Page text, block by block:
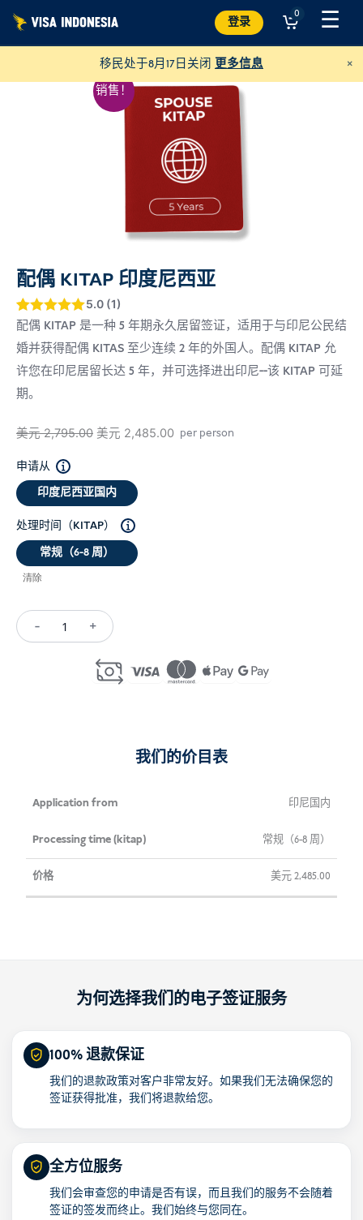
容
登录
0 ☰
移民处于8月17日关闭 更多信息 ×
销售！
配偶 KITAP 印度尼西亚
评级5/ 5，
5
进行了评价
5.0 (1)
配偶 KITAP 是一种 5 年期永久居留签证，适用于与印尼公民结
婚并获得配偶 KITAS 至少连续 2 年的外国人。配偶 KITAP 允
许您在印尼居留长达 5 年，并可选择进出印尼--该 KITAP 可延
期。
美元2,795.00 原
为：
USD 2,795.00。
美元 2,485.00当per person
申请从
印度尼西亚国内
处理时间（KITAP）
常规（6-8 周）
清除
-
Spouse
+
我们的价目表
申
来
自
处理时间
印尼国内
常规（6-8 周）
美元2,485.00
为何选择我们的电子签证服务
100% 退款保证
我们的退款政策对客户非常友好。如果我们无法确保您的
签证获得批准，我们将退款给您。
全方位服务
我们会审查您的申请是否有误，而且我们的服务不会随着
签证的签发而终止。我们始终与您同在。
向 JAAN 捐款
并帮助各种动物
美元 捐赠